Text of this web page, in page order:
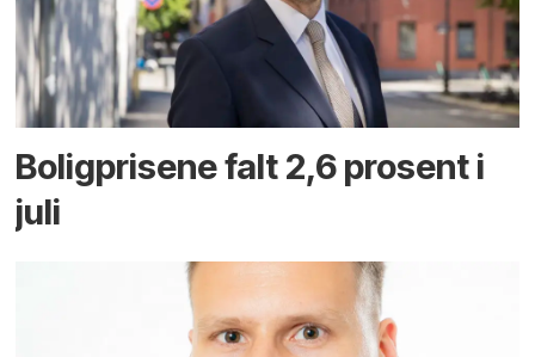
Boligprisene falt 2,6 prosent i
juli